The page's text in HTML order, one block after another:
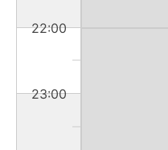
22:00
23:00